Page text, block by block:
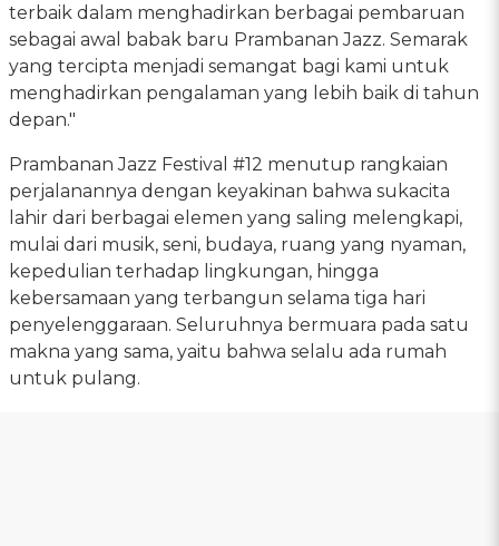
terbaik dalam menghadirkan berbagai pembaruan
sebagai awal babak baru Prambanan Jazz. Semarak
yang tercipta menjadi semangat bagi kami untuk
menghadirkan pengalaman yang lebih baik di tahun
depan."
Prambanan Jazz Festival #12 menutup rangkaian
perjalanannya dengan keyakinan bahwa sukacita
lahir dari berbagai elemen yang saling melengkapi,
mulai dari musik, seni, budaya, ruang yang nyaman,
kepedulian terhadap lingkungan, hingga
kebersamaan yang terbangun selama tiga hari
penyelenggaraan. Seluruhnya bermuara pada satu
makna yang sama, yaitu bahwa selalu ada rumah
untuk pulang.